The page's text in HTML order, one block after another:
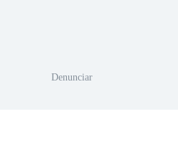
Denunciar